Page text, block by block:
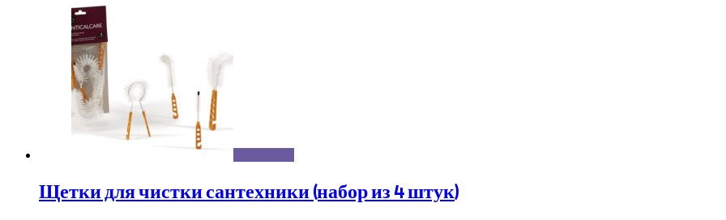
Щетки для чистки сантехники (набор из 4 штук)